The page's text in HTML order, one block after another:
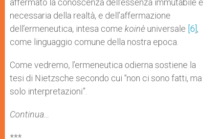
affermato la conoscenza dell’essenza immutabile e
necessaria della realtà, e dell’affermazione
dell’ermeneutica, intesa come koinè universale [6] ,
come linguaggio comune della nostra epoca.
Come vedremo, l’ermeneutica odierna sostiene la
tesi di Nietzsche secondo cui “non ci sono fatti, ma
solo interpretazioni”.
Continua…